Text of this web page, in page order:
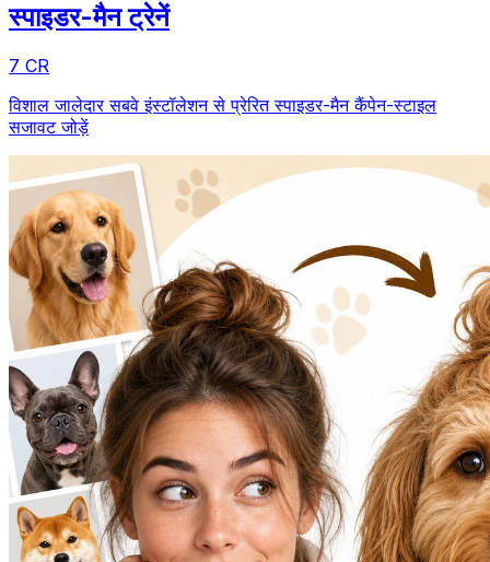
स्पाइडर-मैन ट्रेनें
7 CR
विशाल जालेदार सबवे इंस्टॉलेशन से प्रेरित स्पाइडर-मैन कैंपेन-स्टाइल
सजावट जोड़ें